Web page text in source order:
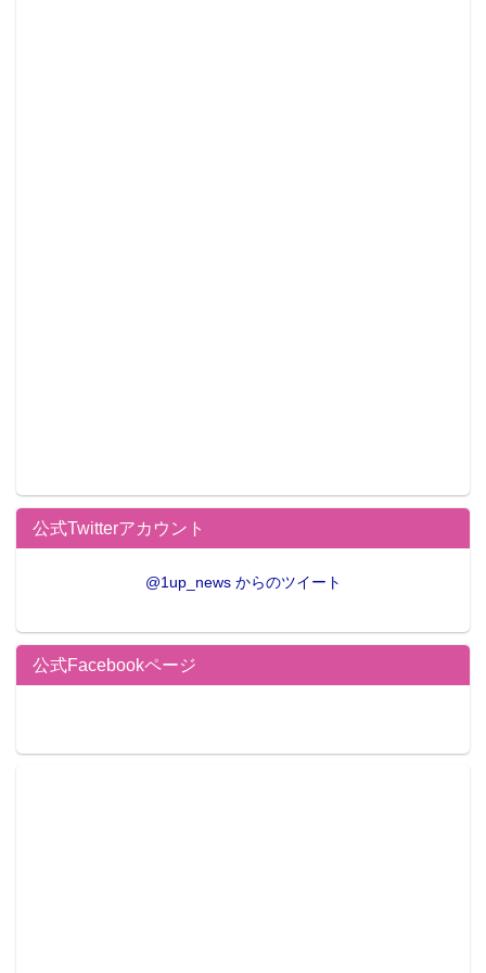
公式Twitterアカウント
@1up_news からのツイート
公式Facebookページ